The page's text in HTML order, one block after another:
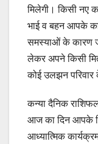
मिलेगी। किसी नए
भाई व बहन आपके
समस्याओं के कारण
लेकर अपने किसी
कोई उलझन
कन्या दैनिक
आज का दिन आपके
आध्यात्मिक